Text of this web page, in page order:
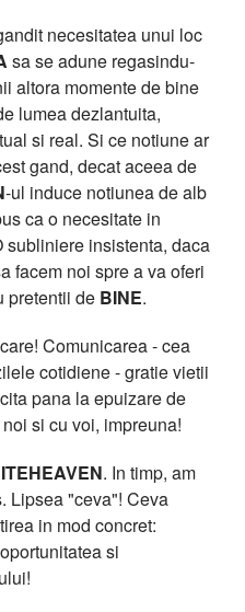
necesitatea unui loc
sa se adune regasindu-
altora momente de bine
lumea dezlantuita,
si real. Si ce notiune ar
gand, decat aceea de
-ul induce notiunea de alb
ca o necesitate in
subliniere insistenta, daca
facem noi spre a va oferi
pretentii de BINE.
Comunicarea - cea
cotidiene - gratie vietii
pana la epuizare de
si cu voi, impreuna!
. In timp, am
Lipsea "ceva"! Ceva
in mod concret:
si